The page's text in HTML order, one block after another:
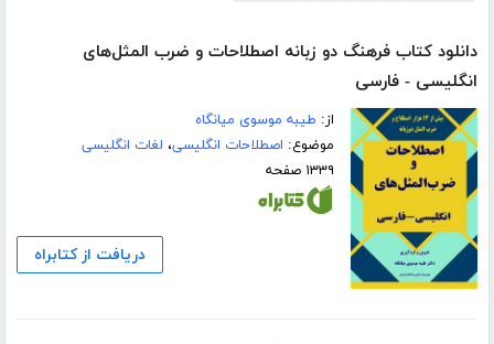
دانلود کتاب فرهنگ دو زبانه اصطلاحات و ضرب المثل‌های
انگلیسی - فارسی
از: طیبه موسوی میانگاه
موضوع: اصطلاحات انگلیسی، لغات انگلیسی
۱۳۳۹ صفحه
دریافت از کتابراه